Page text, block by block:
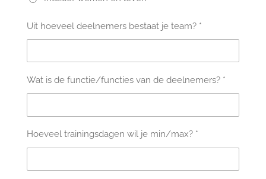
Uit hoeveel deelnemers bestaat je team? *
Wat is de functie/functies van de deelnemers? *
Hoeveel trainingsdagen wil je min/max? *